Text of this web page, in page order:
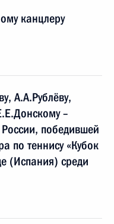
канцлеру
А.А.Рублёву,
–
победившей
по теннису «Кубок
(Испания) среди